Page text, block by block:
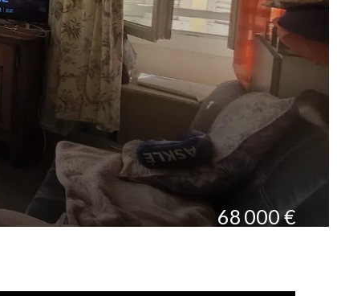
68 000 €